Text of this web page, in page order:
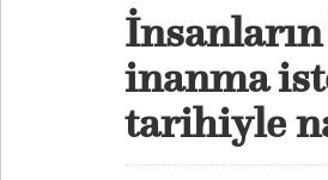
inanma
tarihiyle